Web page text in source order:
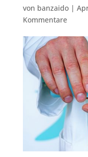
von banzaido|
Kommentare